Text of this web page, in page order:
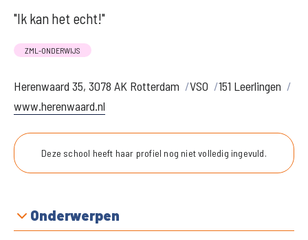
"Ik kan het echt!"
ZML-ONDERWIJS
Herenwaard 35, 3078 AK Rotterdam VSO
151 Leerlingen
www.herenwaard.nl
Deze school heeft haar profiel nog niet volledig ingevuld.
Onderwerpen